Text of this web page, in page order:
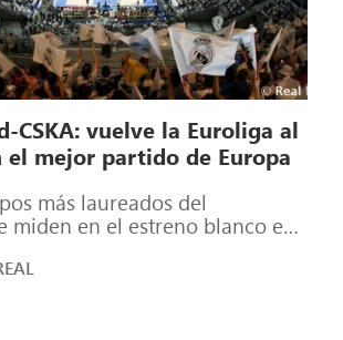
CSKA: vuelve la Euroliga al
el mejor partido de Europa
más laureados del
miden en el estreno blanco en